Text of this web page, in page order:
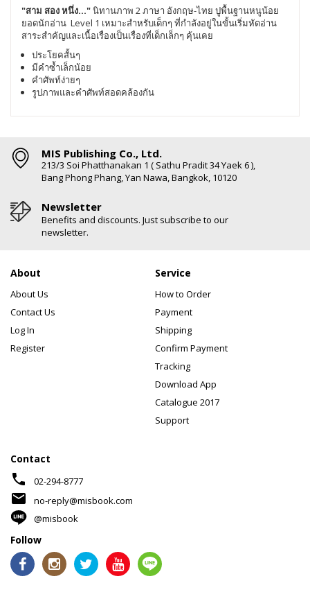
"สาม สอง หนึ่ง..."นิทานภาพ 2 ภาษา อังกฤษ-ไทย ปูพื้นฐานหนูน้อย
ยอดนักอ่าน Level 1 เหมาะสำหรับเด็กๆ ที่กำลังอยู่ในขั้นเริ่มหัดอ่าน
สาระสำคัญและเนื้อเรื่องเป็นเรื่องที่เด็กเล็กๆ คุ้นเคย
ประโยคสั้นๆ
มีคำซ้ำเล็กน้อย
คำศัพท์ง่ายๆ
รูปภาพและคำศัพท์สอดคล้องกัน
MIS Publishing Co., Ltd.
213/3 Soi Phatthanakan 1 ( Sathu Pradit 34 Yaek 6 ),
Bang Phong Phang, Yan Nawa, Bangkok, 10120
Newsletter
Benefits and discounts. Just subscribe to our
newsletter.
About
About Us
Contact Us
Log In
Register
Service
How to Order
Payment
Shipping
Confirm Payment
Tracking
Download App
Catalogue 2017
Support
Contact
phone 02-294-8777
mail
no-reply@misbook.com
@misbook
Follow